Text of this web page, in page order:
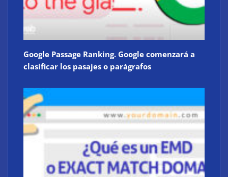
Google Passage Ranking. Google comenzará a
clasificar los pasajes o parágrafos